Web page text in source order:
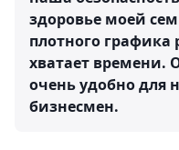
здоровье моей
плотного графика
хватает времени.
очень удобно для
бизнесмен.